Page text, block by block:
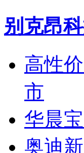
别克昂
高性
市
华晨
奥迪